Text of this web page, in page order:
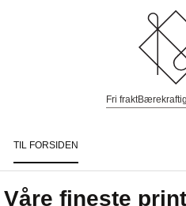
Fri frakt
TIL FORSIDEN
Våre fineste print